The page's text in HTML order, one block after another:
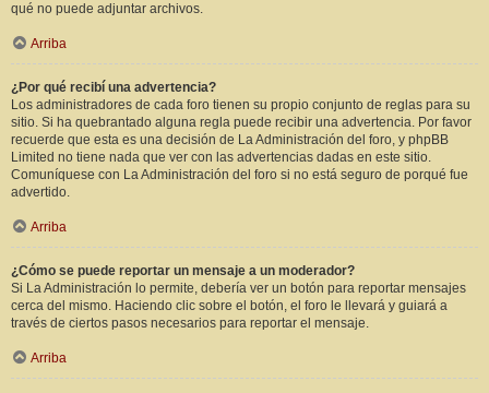
qué no puede adjuntar archivos.
Arriba
¿Por qué recibí una advertencia?
Los administradores de cada foro tienen su propio conjunto de reglas para su
sitio. Si ha quebrantado alguna regla puede recibir una advertencia. Por favor
recuerde que esta es una decisión de La Administración del foro, y phpBB
Limited no tiene nada que ver con las advertencias dadas en este sitio.
Comuníquese con La Administración del foro si no está seguro de porqué fue
advertido.
Arriba
¿Cómo se puede reportar un mensaje a un moderador?
Si La Administración lo permite, debería ver un botón para reportar mensajes
cerca del mismo. Haciendo clic sobre el botón, el foro le llevará y guiará a
través de ciertos pasos necesarios para reportar el mensaje.
Arriba